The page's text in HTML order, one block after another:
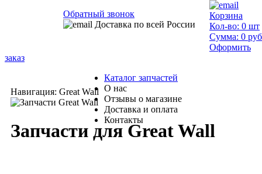
Навигация: Great Wall
Запчасти для Great Wall
Обратный звонок
Доставка по всей России
Корзина
Кол-во: 0 шт
Сумма: 0
Оформить
заказ
Каталог запчастей
О нас
Отзывы о магазине
Доставка и оплата
Контакты